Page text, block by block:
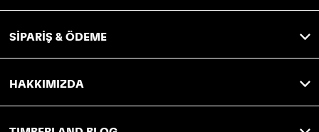
SİPARİŞ & ÖDEME
HAKKIMIZDA